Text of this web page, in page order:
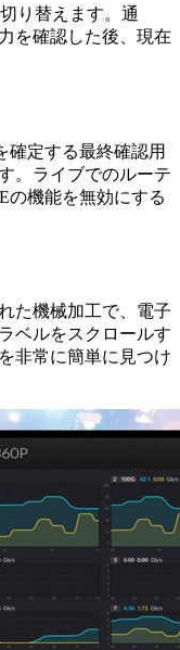
り替えます。通
を確認した後、現在
確定する最終確認用
。ライブでのルーテ
の機能を無効にする
た機械加工で、電子
ベルをスクロールす
非常に簡単に見つけ